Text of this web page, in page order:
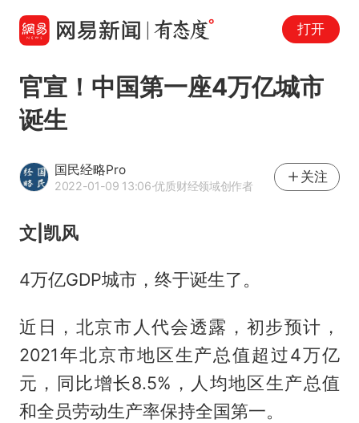
打开
官宣！中国第一座4万亿城市
诞生
国民经略Pro
2022-01-09 13:06·优质财经领域创作者
关注
文|凯风
4万亿GDP城市，终于诞生了。
近日，北京市人代会透露，初步预计，
2021年北京市地区生产总值超过4万亿
元，同比增长8.5%，人均地区生产总值
和全员劳动生产率保持全国第一。